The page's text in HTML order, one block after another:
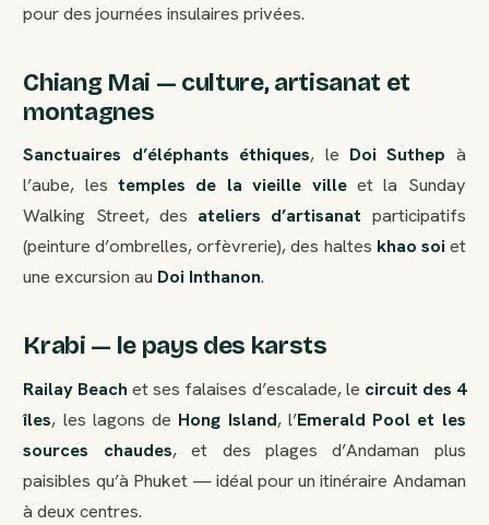
pour des journées insulaires privées.
Chiang Mai — culture, artisanat et
montagnes
Sanctuaires d’éléphants éthiques, le Doi Suthep à
l’aube, lestemples de la vieille villeet la Sunday
Walking Street, des ateliers d’artisanat participatifs
(peinture d’ombrelles, orfèvrerie), des haltes khao soi et
une excursion au Doi Inthanon.
Krabi — le pays des karsts
Railay Beach et ses falaises d’escalade, le circuit des 4
îles, les lagons de Hong Island, l’Emerald Pool et les
sources chaudes, et des plages d’Andaman plus
paisibles qu’à Phuket — idéal pour un itinéraire Andaman
à deux centres.